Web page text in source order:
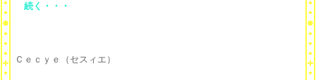
続く・・・
Ｃｅｃｙｅ（セスィエ）